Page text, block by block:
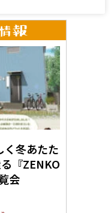
く冬あたた
『ZENKO
会